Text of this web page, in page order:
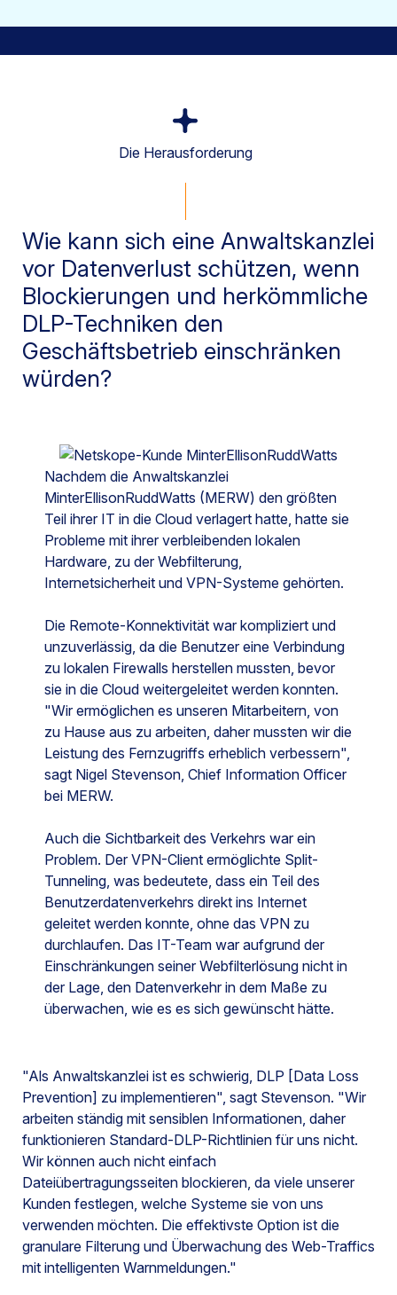
Die Herausforderung
Wie kann sich eine Anwaltskanzlei
vor Datenverlust schützen, wenn
Blockierungen und herkömmliche
DLP-Techniken den
Geschäftsbetrieb einschränken
würden?
Nachdem die Anwaltskanzlei
MinterEllisonRuddWatts (MERW) den größten
Teil ihrer IT in die Cloud verlagert hatte, hatte sie
Probleme mit ihrer verbleibenden lokalen
Hardware, zu der Webfilterung,
Internetsicherheit und VPN-Systeme gehörten.
Die Remote-Konnektivität war kompliziert und
unzuverlässig, da die Benutzer eine Verbindung
zu lokalen Firewalls herstellen mussten, bevor
sie in die Cloud weitergeleitet werden konnten.
"Wir ermöglichen es unseren Mitarbeitern, von
zu Hause aus zu arbeiten, daher mussten wir die
Leistung des Fernzugriffs erheblich verbessern",
sagt Nigel Stevenson, Chief Information Officer
bei MERW.
Auch die Sichtbarkeit des Verkehrs war ein
Problem. Der VPN-Client ermöglichte Split-
Tunneling, was bedeutete, dass ein Teil des
Benutzerdatenverkehrs direkt ins Internet
geleitet werden konnte, ohne das VPN zu
durchlaufen. Das IT-Team war aufgrund der
Einschränkungen seiner Webfilterlösung nicht in
der Lage, den Datenverkehr in dem Maße zu
überwachen, wie es es sich gewünscht hätte.
"Als Anwaltskanzlei ist es schwierig, DLP [Data Loss
Prevention] zu implementieren", sagt Stevenson. "Wir
arbeiten ständig mit sensiblen Informationen, daher
funktionieren Standard-DLP-Richtlinien für uns nicht.
Wir können auch nicht einfach
Dateiübertragungsseiten blockieren, da viele unserer
Kunden festlegen, welche Systeme sie von uns
verwenden möchten. Die effektivste Option ist die
granulare Filterung und Überwachung des Web-Traffics
mit intelligenten Warnmeldungen."